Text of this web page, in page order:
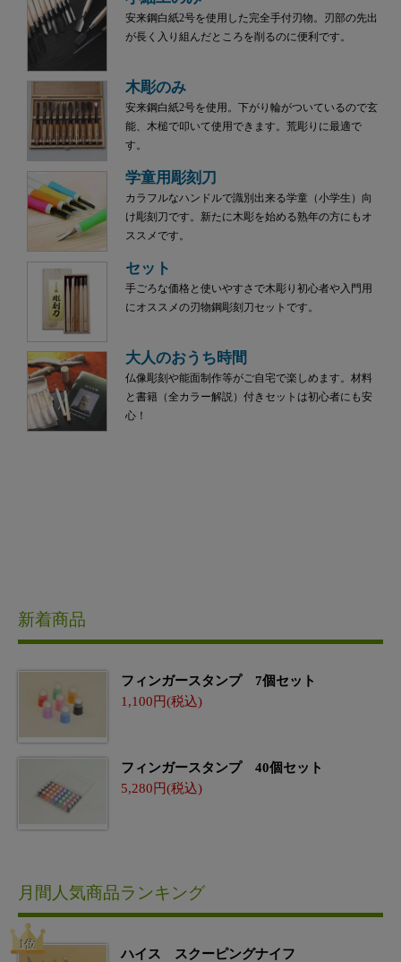
安来鋼白紙2号を使用した完全手付刃物。刃部の先出
が長く入り組んだところを削るのに便利です。
木彫のみ
安来鋼白紙2号を使用。下がり輪がついているので玄
能、木槌で叩いて使用できます。荒彫りに最適で
す。
学童用彫刻刀
カラフルなハンドルで識別出来る学童（小学生）向
け彫刻刀です。新たに木彫を始める熟年の方にもオ
ススメです。
セット
手ごろな価格と使いやすさで木彫り初心者や入門用
にオススメの刃物鋼彫刻刀セットです。
大人のおうち時間
仏像彫刻や能面制作等がご自宅で楽しめます。材料
と書籍（全カラー解説）付きセットは初心者にも安
心！
新着商品
フィンガースタンプ 7個セット
1,100
フィンガースタンプ 40個セット
5,280
月間人気商品ランキング
ハイス スクーピングナイフ